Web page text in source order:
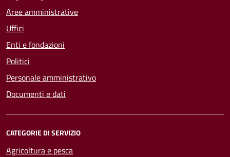
Aree amministrative
Uffici
Enti e fondazioni
Politici
Personale amministrativo
Documenti e dati
CATEGORIE DI SERVIZIO
Agricoltura e pesca